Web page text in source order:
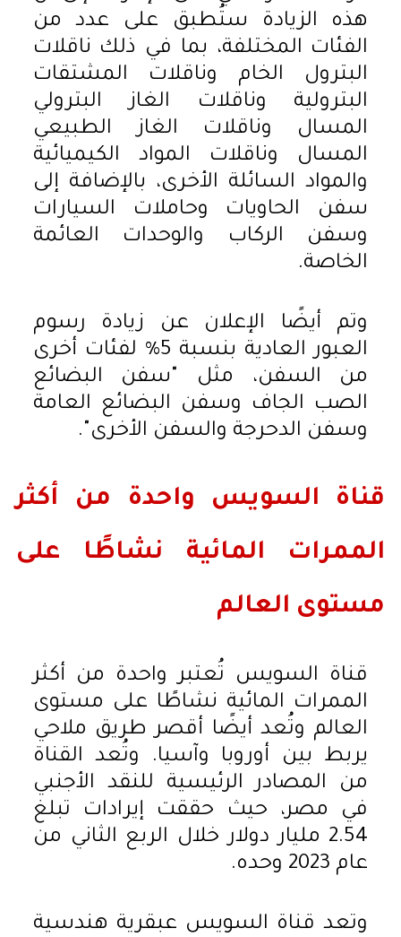
هذه الزيادة ستُطبق على عدد من
الفئات المختلفة، بما في ذلك ناقلات
البترول الخام وناقلات المشتقات
البترولية وناقلات الغاز البترولي
المسال وناقلات الغاز الطبيعي
المسال وناقلات المواد الكيميائية
والمواد السائلة الأخرى، بالإضافة إلى
سفن الحاويات وحاملات السيارات
وسفن الركاب والوحدات العائمة
الخاصة.
وتم أيضًا الإعلان عن زيادة رسوم
العبور العادية بنسبة 5% لفئات أخرى
من السفن، مثل "سفن البضائع
الصب الجاف وسفن البضائع العامة
وسفن الدحرجة والسفن الأخرى".
قناة السويس واحدة من أكثر
الممرات المائية نشاطًا على
مستوى العالم
قناة السويس تُعتبر واحدة من أكثر
الممرات المائية نشاطًا على مستوى
العالم وتُعد أيضًا أقصر طريق ملاحي
يربط بين أوروبا وآسيا. وتُعد القناة
من المصادر الرئيسية للنقد الأجنبي
في مصر، حيث حققت إيرادات تبلغ
2.54 مليار دولار خلال الربع الثاني من
عام 2023 وحده.
وتعد قناة السويس عبقرية هندسية